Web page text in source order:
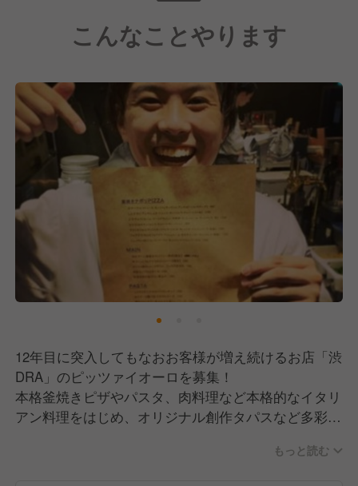
こんなことやります
12年目に突入してもなおお客様が増え続けるお店「渋
DRA」のピッツァイオーロを募集！
本格釜焼きピザやパスタ、肉料理など本格的なイタリ
アン料理をはじめ、オリジナル創作タパスなど多彩な
もっと読む